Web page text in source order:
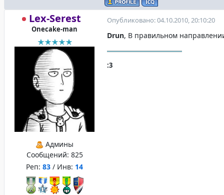
Lex-Serest
Onecake-man
Админы
Сообщений: 825
Реп: 83 / Инв: 14
Опубликовано: 04.10.2010, 20:10:20
Drun, В правильном
:3